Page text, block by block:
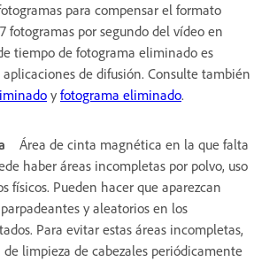
para compensar el formato
fotogramas por segundo del vídeo en
tiempo de fotograma eliminado es
de difusión. Consulte también
y fotograma eliminado.
Área de cinta magnética en la que falta
haber áreas incompletas por polvo, uso
físicos. Pueden hacer que aparezcan
y aleatorios en los
Para evitar estas áreas incompletas,
limpieza de cabezales periódicamente